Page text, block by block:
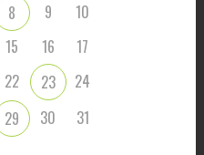
8 9
10
15 16
17
22 23
24
29 30 31